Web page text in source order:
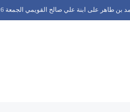
إسحاق على ابنة عبدالباسط عبدالله عبدالحبيب